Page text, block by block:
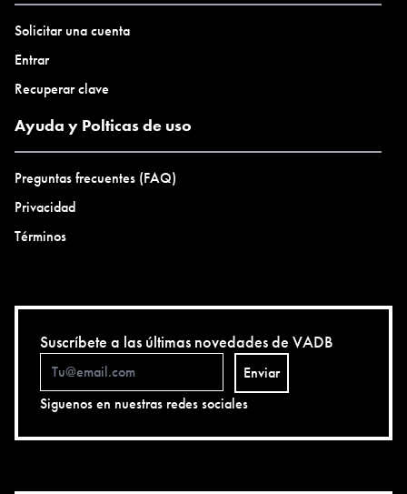
Solicitar una cuenta
Entrar
Recuperar clave
Ayuda y Polticas de uso
Preguntas frecuentes (FAQ)
Privacidad
Términos
Suscríbete a las últimas novedades de VADB
Enviar
Siguenos en nuestras redes sociales